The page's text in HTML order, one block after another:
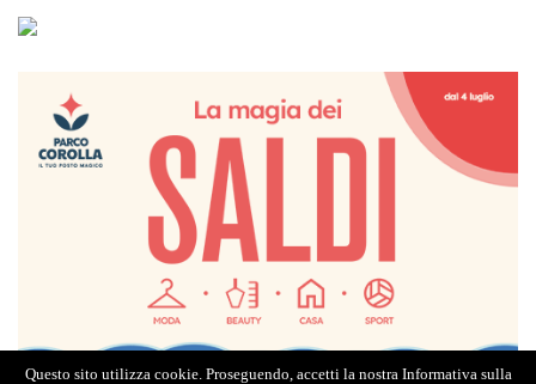
Questo sito utilizza cookie. Proseguendo, accetti la nostra Informativa sulla